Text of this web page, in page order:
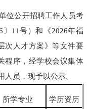
公开招聘工作人员考
11号）和《2026年福
次人才方案》等文件要
程序，经学校会议集体
员，现予以公示。
所学专业 学历资历